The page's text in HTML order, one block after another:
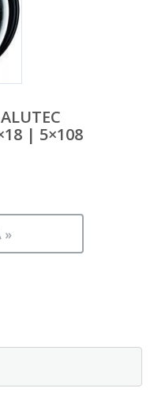
| 5×108
»